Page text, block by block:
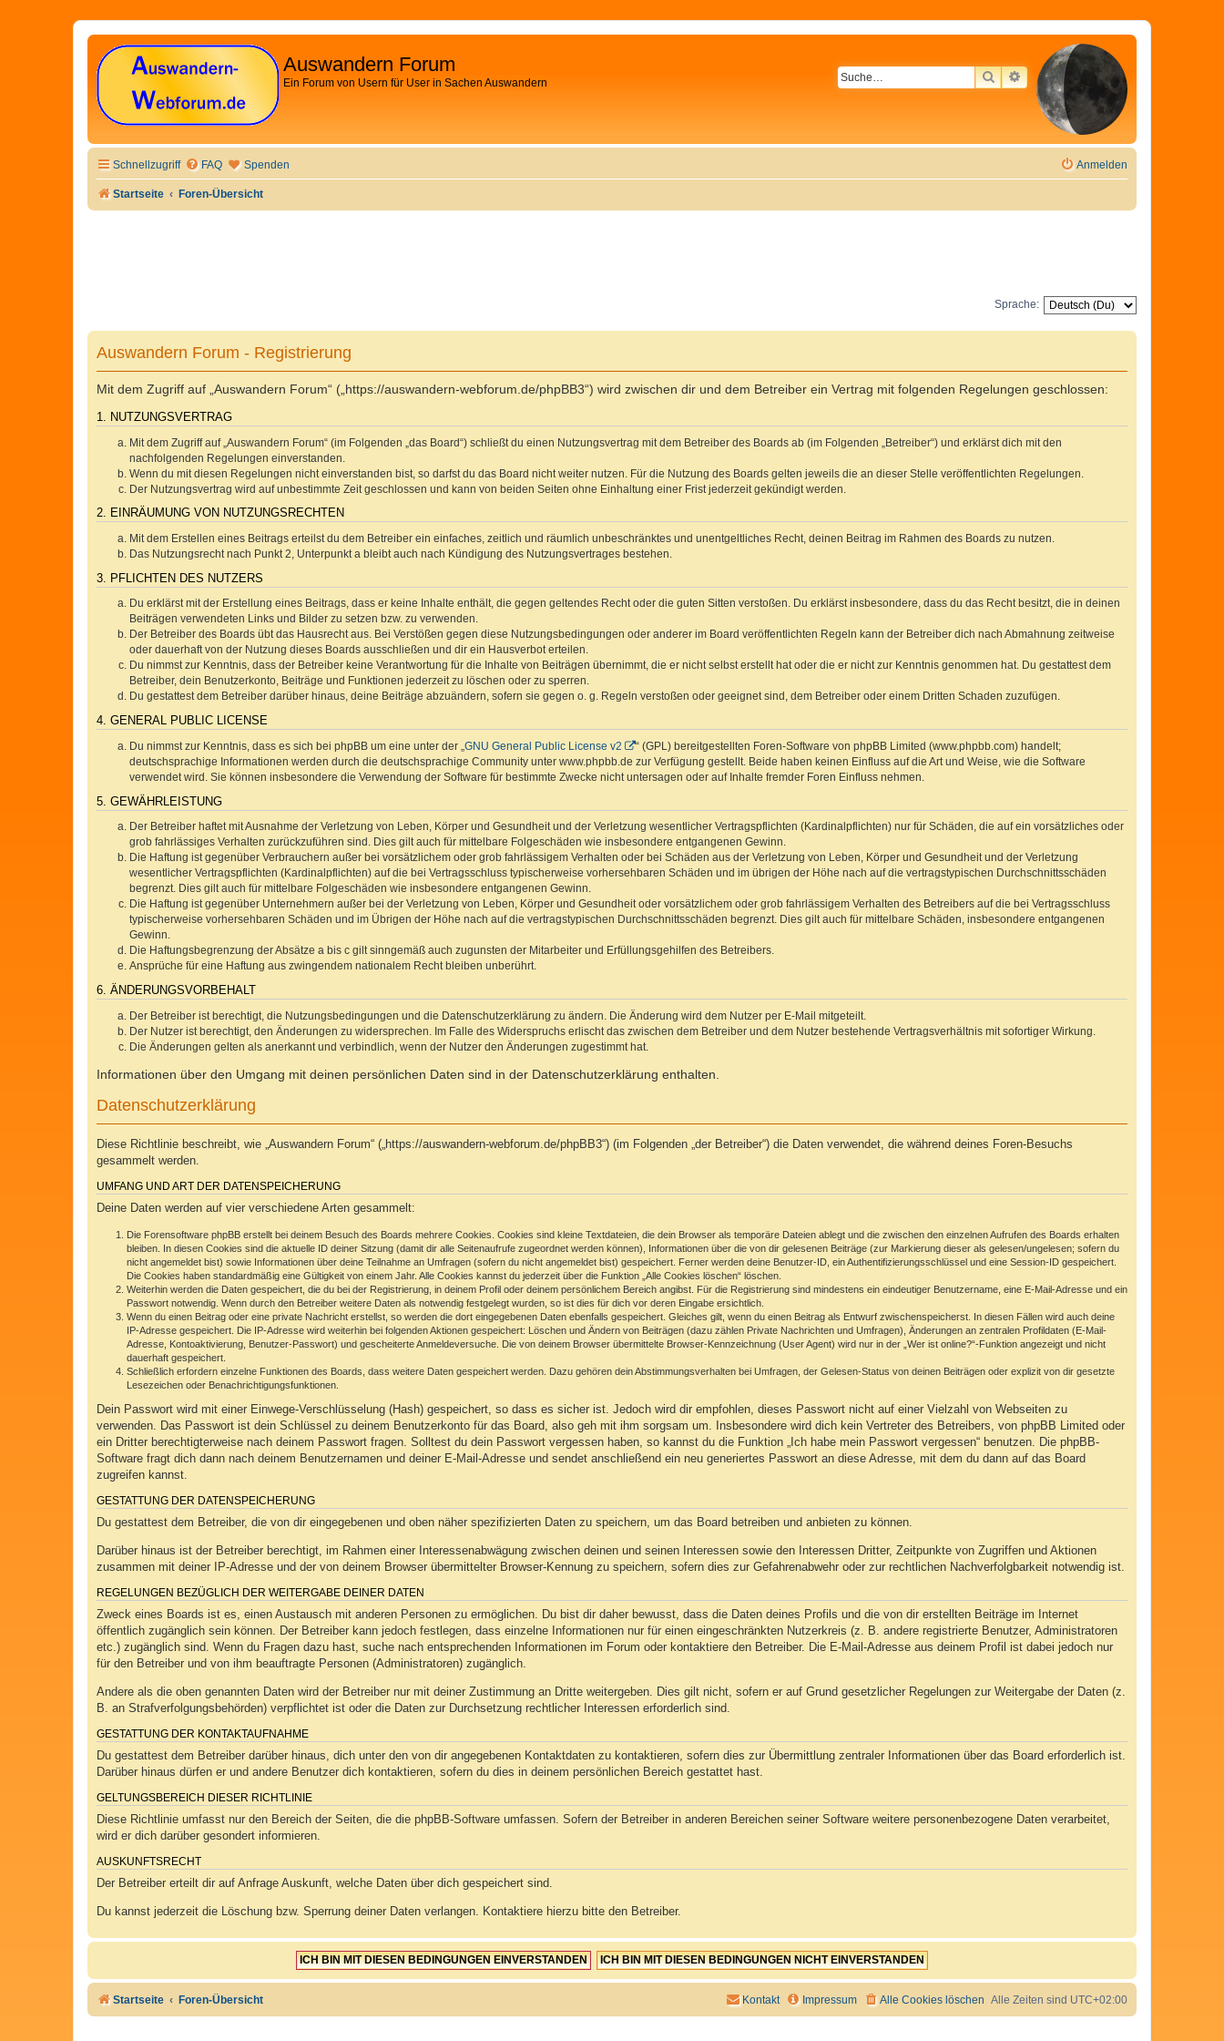
Auswandern Forum
Ein Forum von Usern für User in Sachen Auswandern SUCHEERWEITERTE SUCHE
Schnellzugriff FAQ Spenden Anmelden
Startseite Foren-Übersicht
Sprache:
Auswandern Forum - Registrierung
Mit dem Zugriff auf „Auswandern Forum“ („https://auswandern-webforum.de/phpBB3“) wird zwischen dir und dem Betreiber ein Vertrag mit folgenden Regelungen geschlossen:
1. NUTZUNGSVERTRAG
Mit dem Zugriff auf „Auswandern Forum“ (im Folgenden „das Board“) schließt du einen Nutzungsvertrag mit dem Betreiber des Boards ab (im Folgenden „Betreiber“) und erklärst dich mit den
nachfolgenden Regelungen einverstanden.
Wenn du mit diesen Regelungen nicht einverstanden bist, so darfst du das Board nicht weiter nutzen. Für die Nutzung des Boards gelten jeweils die an dieser Stelle veröffentlichten Regelungen.
Der Nutzungsvertrag wird auf unbestimmte Zeit geschlossen und kann von beiden Seiten ohne Einhaltung einer Frist jederzeit gekündigt werden.
2. EINRÄUMUNG VON NUTZUNGSRECHTEN
Mit dem Erstellen eines Beitrags erteilst du dem Betreiber ein einfaches, zeitlich und räumlich unbeschränktes und unentgeltliches Recht, deinen Beitrag im Rahmen des Boards zu nutzen.
Das Nutzungsrecht nach Punkt 2, Unterpunkt a bleibt auch nach Kündigung des Nutzungsvertrages bestehen.
3. PFLICHTEN DES NUTZERS
Du erklärst mit der Erstellung eines Beitrags, dass er keine Inhalte enthält, die gegen geltendes Recht oder die guten Sitten verstoßen. Du erklärst insbesondere, dass du das Recht besitzt, die in deinen
Beiträgen verwendeten Links und Bilder zu setzen bzw. zu verwenden.
Der Betreiber des Boards übt das Hausrecht aus. Bei Verstößen gegen diese Nutzungsbedingungen oder anderer im Board veröffentlichten Regeln kann der Betreiber dich nach Abmahnung zeitweise
oder dauerhaft von der Nutzung dieses Boards ausschließen und dir ein Hausverbot erteilen.
Du nimmst zur Kenntnis, dass der Betreiber keine Verantwortung für die Inhalte von Beiträgen übernimmt, die er nicht selbst erstellt hat oder die er nicht zur Kenntnis genommen hat. Du gestattest dem
Betreiber, dein Benutzerkonto, Beiträge und Funktionen jederzeit zu löschen oder zu sperren.
Du gestattest dem Betreiber darüber hinaus, deine Beiträge abzuändern, sofern sie gegen o. g. Regeln verstoßen oder geeignet sind, dem Betreiber oder einem Dritten Schaden zuzufügen.
4. GENERAL PUBLIC LICENSE
Du nimmst zur Kenntnis, dass es sich bei phpBB um eine unter der „ GNU General Public License v2
“ (GPL) bereitgestellten Foren-Software von phpBB Limited (www.phpbb.com) handelt;
deutschsprachige Informationen werden durch die deutschsprachige Community unter www.phpbb.de zur Verfügung gestellt. Beide haben keinen Einfluss auf die Art und Weise, wie die Software
verwendet wird. Sie können insbesondere die Verwendung der Software für bestimmte Zwecke nicht untersagen oder auf Inhalte fremder Foren Einfluss nehmen.
5. GEWÄHRLEISTUNG
Der Betreiber haftet mit Ausnahme der Verletzung von Leben, Körper und Gesundheit und der Verletzung wesentlicher Vertragspflichten (Kardinalpflichten) nur für Schäden, die auf ein vorsätzliches oder
grob fahrlässiges Verhalten zurückzuführen sind. Dies gilt auch für mittelbare Folgeschäden wie insbesondere entgangenen Gewinn.
Die Haftung ist gegenüber Verbrauchern außer bei vorsätzlichem oder grob fahrlässigem Verhalten oder bei Schäden aus der Verletzung von Leben, Körper und Gesundheit und der Verletzung
wesentlicher Vertragspflichten (Kardinalpflichten) auf die bei Vertragsschluss typischerweise vorhersehbaren Schäden und im übrigen der Höhe nach auf die vertragstypischen Durchschnittsschäden
begrenzt. Dies gilt auch für mittelbare Folgeschäden wie insbesondere entgangenen Gewinn.
Die Haftung ist gegenüber Unternehmern außer bei der Verletzung von Leben, Körper und Gesundheit oder vorsätzlichem oder grob fahrlässigem Verhalten des Betreibers auf die bei Vertragsschluss
typischerweise vorhersehbaren Schäden und im Übrigen der Höhe nach auf die vertragstypischen Durchschnittsschäden begrenzt. Dies gilt auch für mittelbare Schäden, insbesondere entgangenen
Gewinn.
Die Haftungsbegrenzung der Absätze a bis c gilt sinngemäß auch zugunsten der Mitarbeiter und Erfüllungsgehilfen des Betreibers.
Ansprüche für eine Haftung aus zwingendem nationalem Recht bleiben unberührt.
6. ÄNDERUNGSVORBEHALT
Der Betreiber ist berechtigt, die Nutzungsbedingungen und die Datenschutzerklärung zu ändern. Die Änderung wird dem Nutzer per E-Mail mitgeteilt.
Der Nutzer ist berechtigt, den Änderungen zu widersprechen. Im Falle des Widerspruchs erlischt das zwischen dem Betreiber und dem Nutzer bestehende Vertragsverhältnis mit sofortiger Wirkung.
Die Änderungen gelten als anerkannt und verbindlich, wenn der Nutzer den Änderungen zugestimmt hat.
Informationen über den Umgang mit deinen persönlichen Daten sind in der Datenschutzerklärung enthalten.
Datenschutzerklärung
Diese Richtlinie beschreibt, wie „Auswandern Forum“ („https://auswandern-webforum.de/phpBB3“) (im Folgenden „der Betreiber“) die Daten verwendet, die während deines Foren-Besuchs
gesammelt werden.
UMFANG UND ART DER DATENSPEICHERUNG
Deine Daten werden auf vier verschiedene Arten gesammelt:
Die Forensoftware phpBB erstellt bei deinem Besuch des Boards mehrere Cookies. Cookies sind kleine Textdateien, die dein Browser als temporäre Dateien ablegt und die zwischen den einzelnen Aufrufen des Boards erhalten
bleiben. In diesen Cookies sind die aktuelle ID deiner Sitzung (damit dir alle Seitenaufrufe zugeordnet werden können), Informationen über die von dir gelesenen Beiträge (zur Markierung dieser als gelesen/ungelesen; sofern du
nicht angemeldet bist) sowie Informationen über deine Teilnahme an Umfragen (sofern du nicht angemeldet bist) gespeichert. Ferner werden deine Benutzer-ID, ein Authentifizierungsschlüssel und eine Session-ID gespeichert.
Die Cookies haben standardmäßig eine Gültigkeit von einem Jahr. Alle Cookies kannst du jederzeit über die Funktion „Alle Cookies löschen“ löschen.
Weiterhin werden die Daten gespeichert, die du bei der Registrierung, in deinem Profil oder deinem persönlichem Bereich angibst. Für die Registrierung sind mindestens ein eindeutiger Benutzername, eine E-Mail-Adresse und ein
Passwort notwendig. Wenn durch den Betreiber weitere Daten als notwendig festgelegt wurden, so ist dies für dich vor deren Eingabe ersichtlich.
Wenn du einen Beitrag oder eine private Nachricht erstellst, so werden die dort eingegebenen Daten ebenfalls gespeichert. Gleiches gilt, wenn du einen Beitrag als Entwurf zwischenspeicherst. In diesen Fällen wird auch deine
IP-Adresse gespeichert. Die IP-Adresse wird weiterhin bei folgenden Aktionen gespeichert: Löschen und Ändern von Beiträgen (dazu zählen Private Nachrichten und Umfragen), Änderungen an zentralen Profildaten (E-Mail-
Adresse, Kontoaktivierung, Benutzer-Passwort) und gescheiterte Anmeldeversuche. Die von deinem Browser übermittelte Browser-Kennzeichnung (User Agent) wird nur in der „Wer ist online?“-Funktion angezeigt und nicht
dauerhaft gespeichert.
Schließlich erfordern einzelne Funktionen des Boards, dass weitere Daten gespeichert werden. Dazu gehören dein Abstimmungsverhalten bei Umfragen, der Gelesen-Status von deinen Beiträgen oder explizit von dir gesetzte
Lesezeichen oder Benachrichtigungsfunktionen.
Dein Passwort wird mit einer Einwege-Verschlüsselung (Hash) gespeichert, so dass es sicher ist. Jedoch wird dir empfohlen, dieses Passwort nicht auf einer Vielzahl von Webseiten zu
verwenden. Das Passwort ist dein Schlüssel zu deinem Benutzerkonto für das Board, also geh mit ihm sorgsam um. Insbesondere wird dich kein Vertreter des Betreibers, von phpBB Limited oder
ein Dritter berechtigterweise nach deinem Passwort fragen. Solltest du dein Passwort vergessen haben, so kannst du die Funktion „Ich habe mein Passwort vergessen“ benutzen. Die phpBB-
Software fragt dich dann nach deinem Benutzernamen und deiner E-Mail-Adresse und sendet anschließend ein neu generiertes Passwort an diese Adresse, mit dem du dann auf das Board
zugreifen kannst.
GESTATTUNG DER DATENSPEICHERUNG
Du gestattest dem Betreiber, die von dir eingegebenen und oben näher spezifizierten Daten zu speichern, um das Board betreiben und anbieten zu können.
Darüber hinaus ist der Betreiber berechtigt, im Rahmen einer Interessenabwägung zwischen deinen und seinen Interessen sowie den Interessen Dritter, Zeitpunkte von Zugriffen und Aktionen
zusammen mit deiner IP-Adresse und der von deinem Browser übermittelter Browser-Kennung zu speichern, sofern dies zur Gefahrenabwehr oder zur rechtlichen Nachverfolgbarkeit notwendig ist.
REGELUNGEN BEZÜGLICH DER WEITERGABE DEINER DATEN
Zweck eines Boards ist es, einen Austausch mit anderen Personen zu ermöglichen. Du bist dir daher bewusst, dass die Daten deines Profils und die von dir erstellten Beiträge im Internet
öffentlich zugänglich sein können. Der Betreiber kann jedoch festlegen, dass einzelne Informationen nur für einen eingeschränkten Nutzerkreis (z. B. andere registrierte Benutzer, Administratoren
etc.) zugänglich sind. Wenn du Fragen dazu hast, suche nach entsprechenden Informationen im Forum oder kontaktiere den Betreiber. Die E-Mail-Adresse aus deinem Profil ist dabei jedoch nur
für den Betreiber und von ihm beauftragte Personen (Administratoren) zugänglich.
Andere als die oben genannten Daten wird der Betreiber nur mit deiner Zustimmung an Dritte weitergeben. Dies gilt nicht, sofern er auf Grund gesetzlicher Regelungen zur Weitergabe der Daten (z.
B. an Strafverfolgungsbehörden) verpflichtet ist oder die Daten zur Durchsetzung rechtlicher Interessen erforderlich sind.
GESTATTUNG DER KONTAKTAUFNAHME
Du gestattest dem Betreiber darüber hinaus, dich unter den von dir angegebenen Kontaktdaten zu kontaktieren, sofern dies zur Übermittlung zentraler Informationen über das Board erforderlich ist.
Darüber hinaus dürfen er und andere Benutzer dich kontaktieren, sofern du dies in deinem persönlichen Bereich gestattet hast.
GELTUNGSBEREICH DIESER RICHTLINIE
Diese Richtlinie umfasst nur den Bereich der Seiten, die die phpBB-Software umfassen. Sofern der Betreiber in anderen Bereichen seiner Software weitere personenbezogene Daten verarbeitet,
wird er dich darüber gesondert informieren.
AUSKUNFTSRECHT
Der Betreiber erteilt dir auf Anfrage Auskunft, welche Daten über dich gespeichert sind.
Du kannst jederzeit die Löschung bzw. Sperrung deiner Daten verlangen. Kontaktiere hierzu bitte den Betreiber.
Startseite Foren-Übersicht Alle Zeiten sind UTC+02:00
Alle Cookies löschen
Impressum
Kontakt